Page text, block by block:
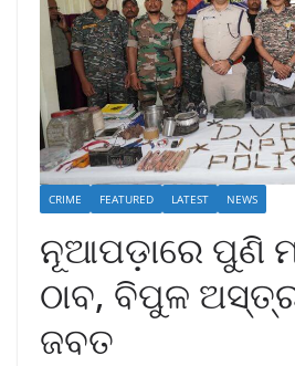
CRIME FEATURED LATEST NEWS
ନୂଆପଡ଼ାରେ ପୁଣି
ଠାବ, ବିପୁଳ
ଜବତ